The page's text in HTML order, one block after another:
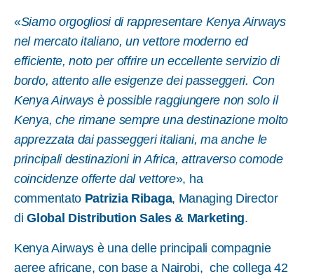
«Siamo orgogliosi di rappresentare Kenya Airways
nel mercato italiano, un vettore moderno ed
efficiente, noto per offrire un eccellente servizio di
bordo, attento alle esigenze dei passeggeri. Con
Kenya Airways è possible raggiungere non solo il
Kenya, che rimane sempre una destinazione molto
apprezzata dai passeggeri italiani, ma anche le
principali destinazioni in Africa, attraverso comode
coincidenze offerte dal vettore», ha
commentato Patrizia Ribaga, Managing Director
diGlobal Distribution Sales & Marketing.
Kenya Airways è una delle principali compagnie
aeree africane, con base a Nairobi, che collega 42